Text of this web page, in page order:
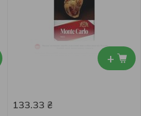
+
133.33 ₴